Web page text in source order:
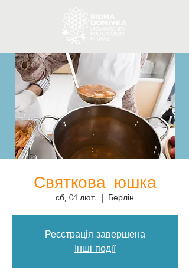
Святкова юшка
сб, 04 лют.
  |
Берлін
Реєстрація завершена
Інші події